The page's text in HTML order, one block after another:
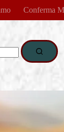
Conferma